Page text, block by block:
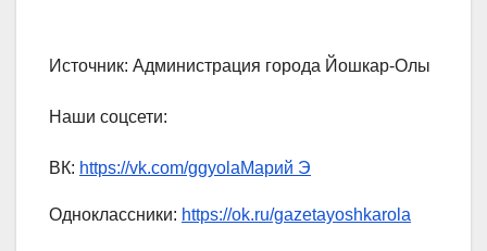
Источник: Администрация города Йошкар-Олы
Наши соцсети:
ВК: https://vk.com/ggyolaМарий Э
Одноклассники: https://ok.ru/gazetayoshkarola